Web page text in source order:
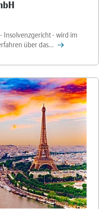
- Insolvenzgericht - wird im
über das…